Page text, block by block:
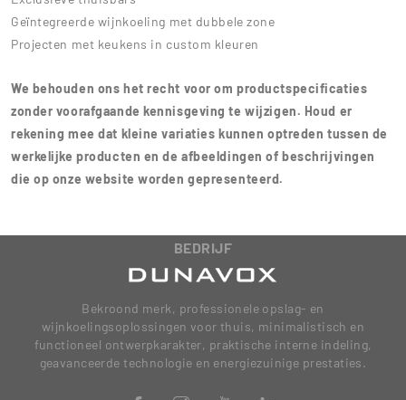
Geïntegreerde wijnkoeling met dubbele zone
Projecten met keukens in custom kleuren
We behouden ons het recht voor om productspecificaties
zonder voorafgaande kennisgeving te wijzigen. Houd er
rekening mee dat kleine variaties kunnen optreden tussen de
werkelijke producten en de afbeeldingen of beschrijvingen
die op onze website worden gepresenteerd.
BEDRIJF
Bekroond merk, professionele opslag- en
wijnkoelingsoplossingen voor thuis, minimalistisch en
functioneel ontwerpkarakter, praktische interne indeling,
geavanceerde technologie en energiezuinige prestaties.